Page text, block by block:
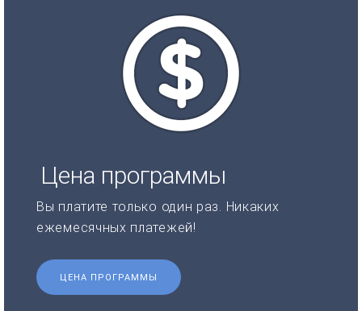
Цена программы
Вы платите только один раз. Никаких
ежемесячных платежей!
ЦЕНА ПРОГРАММЫ